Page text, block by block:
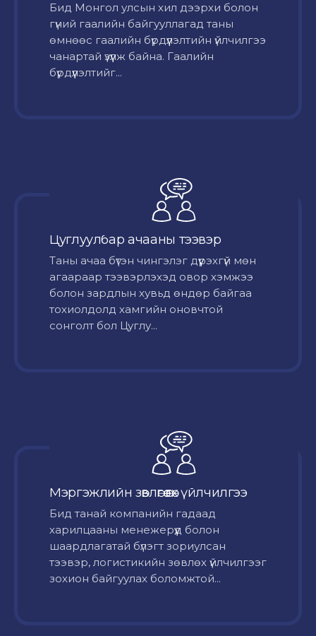
Бид Монгол улсын хил дээрхи болон
гүний гаалийн байгууллагад таны
өмнөөс гаалийн бүрдүүлэлтийн үйлчилгээ
чанартай үзүүлж байна. Гаалийн
бүрдүүлэлтийг...
Цуглуулбар ачааны тээвэр
Таны ачаа бүтэн чингэлэг дүүрэхгүй мөн
агаараар тээвэрлэхэд овор хэмжээ
болон зардлын хувьд өндөр байгаа
тохиолдолд хамгийн оновчтой
сонголт бол Цуглу...
Мэргэжлийн зөвлөгөө өгөх үйлчилгээ
Бид танай компанийн гадаад
харилцааны менежерүүд болон
шаардлагатай бүлэгт зориулсан
тээвэр, логистикийн зөвлөх үйлчилгээг
зохион байгуулах боломжтой...